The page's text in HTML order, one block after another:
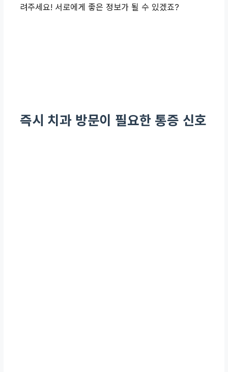
려주세요! 서로에게 좋은 정보가 될 수 있겠죠?
즉시 치과 방문이 필요한 통증 신호